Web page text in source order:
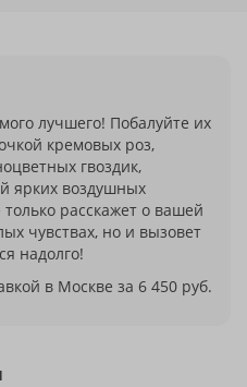
лучшего! Побалуйте их
кремовых роз,
гвоздик,
ярких воздушных
расскажет о вашей
чувствах, но и вызовет
надолго!
в Москве за 6 450 руб.